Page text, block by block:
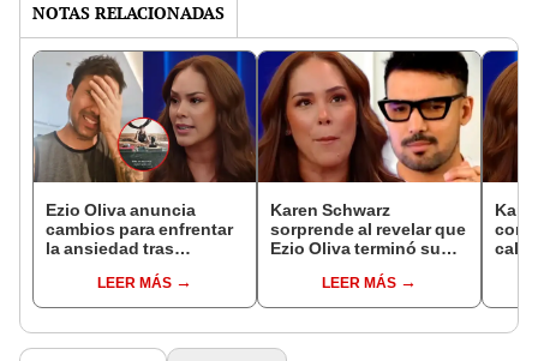
NOTAS RELACIONADAS
Ezio Oliva anuncia
cambios para enfrentar
la ansiedad tras
Schwarz: "Mi primer
intento"
LEER MÁS
Karen Schwarz
sorprende al revelar que
Ezio Oliva terminó su
superaba a su expareja:
"Nos separamos, yo
LEER MÁS